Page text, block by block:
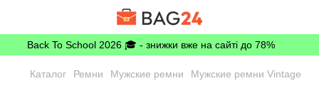
Back To School 2026 🎓 - знижки вже на сайті до 78%
Каталог Ремни Мужские ремни Мужские ремни Vintage